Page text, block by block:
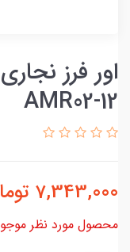
اور فرز
AMR02-12
7,343,000
محصول مورد نظر